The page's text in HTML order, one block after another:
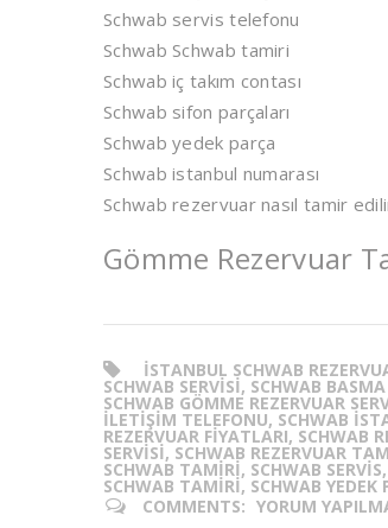
Schwab servis telefonu
Schwab Schwab tamiri
Schwab iç takım contası
Schwab sifon parçaları
Schwab yedek parça
Schwab istanbul numarası
Schwab rezervuar nasıl tamir
Gömme Rezervuar
ISTANBUL SCHWAB
SCHWAB SERVISI, SCHWAB
SCHWAB GÖMME REZERVUAR
ILETIŞIM TELEFONU, SCHWAB
REZERVUAR FIYATLARI, SCHWAB
SERVISI, SCHWAB REZERVUAR
SCHWAB TAMIRI, SCHWAB
SCHWAB TAMIRI, SCHWAB YEDEK
COMMENTS: YORUM